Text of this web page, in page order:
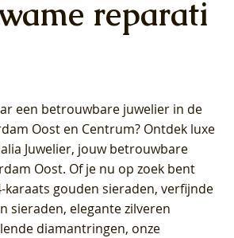
reparati
een betrouwbare juwelier in de
Oost en Centrum? Ontdek luxe
Juwelier, jouw betrouwbare
Oost. Of je nu op zoek bent
karaats gouden sieraden, verfijnde
sieraden, elegante zilveren
diamantringen, onze